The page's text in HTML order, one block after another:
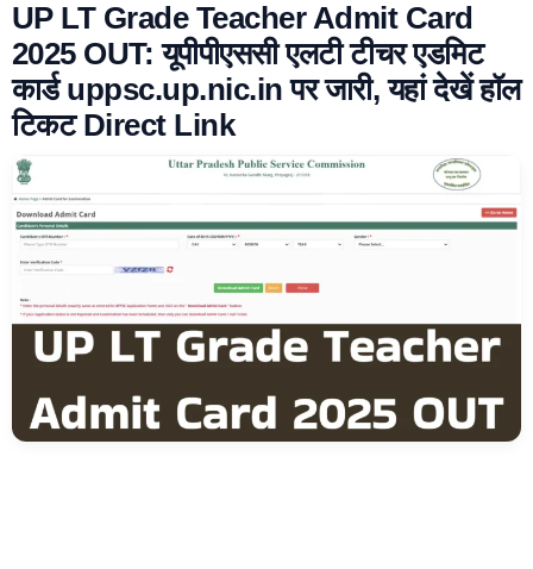
UP LT Grade Teacher Admit Card
2025 OUT: यूपीपीएससी एलटी टीचर एडमिट
कार्ड uppsc.up.nic.in पर जारी, यहां देखें हॉल
टिकट Direct Link